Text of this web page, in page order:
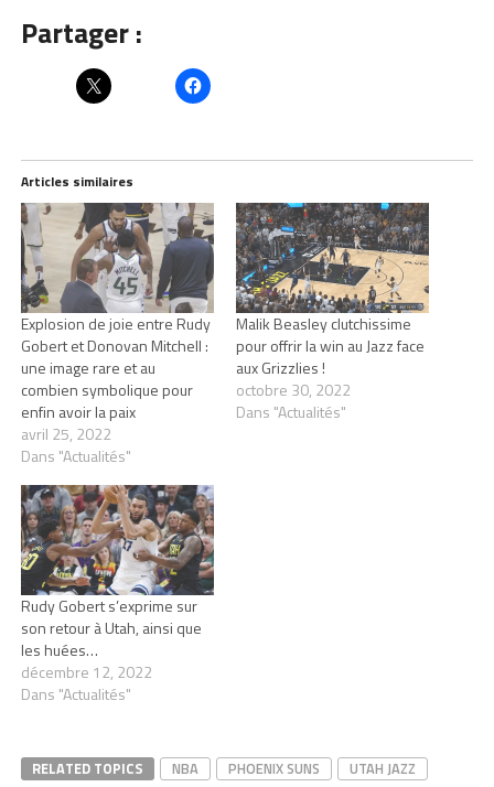
Partager :
Articles similaires
Explosion de joie entre Rudy
Gobert et Donovan Mitchell :
une image rare et au
combien symbolique pour
enfin avoir la paix
avril 25, 2022
Dans "Actualités"
Malik Beasley clutchissime
pour offrir la win au Jazz face
aux Grizzlies !
octobre 30, 2022
Dans "Actualités"
Rudy Gobert s’exprime sur
son retour à Utah, ainsi que
les huées…
décembre 12, 2022
Dans "Actualités"
RELATED TOPICS NBA PHOENIX SUNS UTAH JAZZ